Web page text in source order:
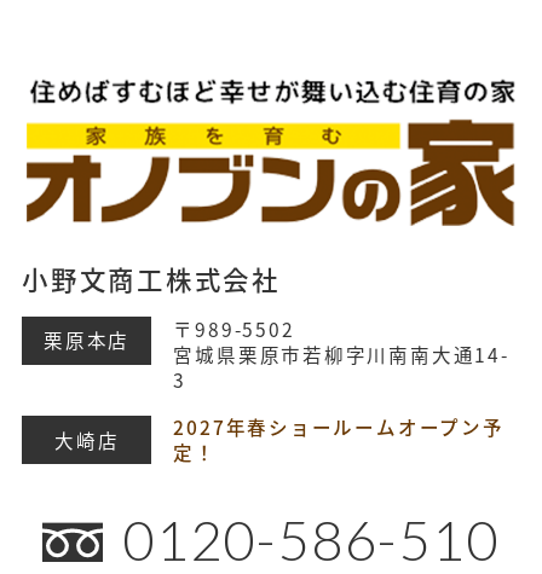
小野文商工株式会社
栗原本店
〒989-5502
宮城県栗原市若柳字川南南大通14-
3
大崎店
2027年春ショールームオープン予
定！
0120-586-510